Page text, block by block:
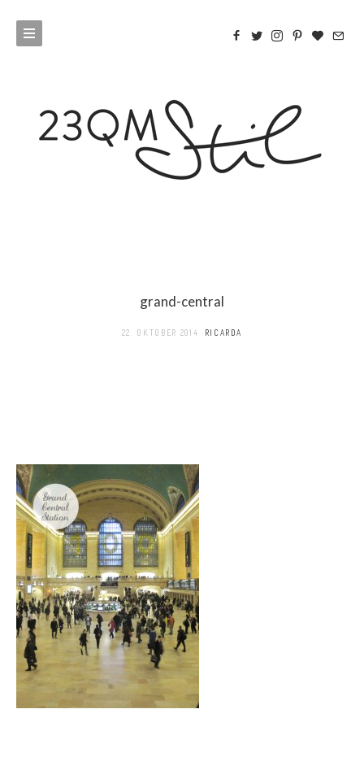
grand-central
22. OKTOBER 2014 RICARDA